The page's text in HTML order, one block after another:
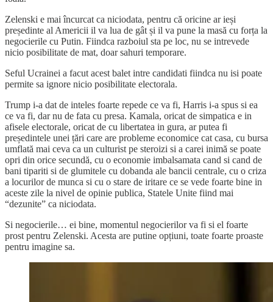
Zelenski e mai încurcat ca niciodata, pentru că oricine ar ieși
președinte al Americii il va lua de gât și il va pune la masă cu forța la
negocierile cu Putin. Fiindca razboiul sta pe loc, nu se intrevede
nicio posibilitate de mat, doar sahuri temporare.
Seful Ucrainei a facut acest balet intre candidati fiindca nu isi poate
permite sa ignore nicio posibilitate electorala.
Trump i-a dat de inteles foarte repede ce va fi, Harris i-a spus si ea
ce va fi, dar nu de fata cu presa. Kamala, oricat de simpatica e in
afisele electorale, oricat de cu libertatea in gura, ar putea fi
președintele unei țări care are probleme economice cat casa, cu bursa
umflată mai ceva ca un culturist pe steroizi si a carei inimă se poate
opri din orice secundă, cu o economie imbalsamata cand si cand de
bani tipariti si de glumitele cu dobanda ale bancii centrale, cu o criza
a locurilor de munca si cu o stare de iritare ce se vede foarte bine in
aceste zile la nivel de opinie publica, Statele Unite fiind mai
“dezunite” ca niciodata.
Si negocierile… ei bine, momentul negocierilor va fi si el foarte
prost pentru Zelenski. Acesta are putine opțiuni, toate foarte proaste
pentru imagine sa.